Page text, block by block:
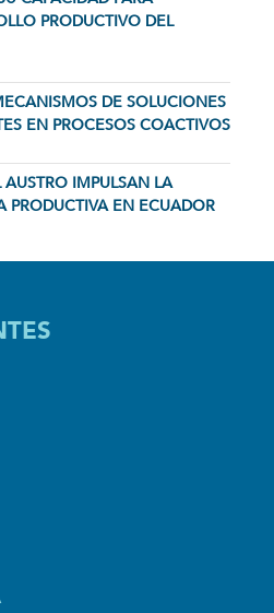
PRODUCTIVO DEL
DE SOLUCIONES
EN PROCESOS COACTIVOS
IMPULSAN LA
PRODUCTIVA EN ECUADOR